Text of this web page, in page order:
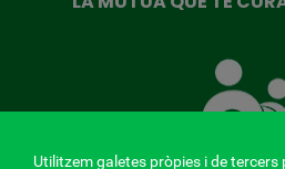
Mútua
que
Utilitzem galetes pròpies i de